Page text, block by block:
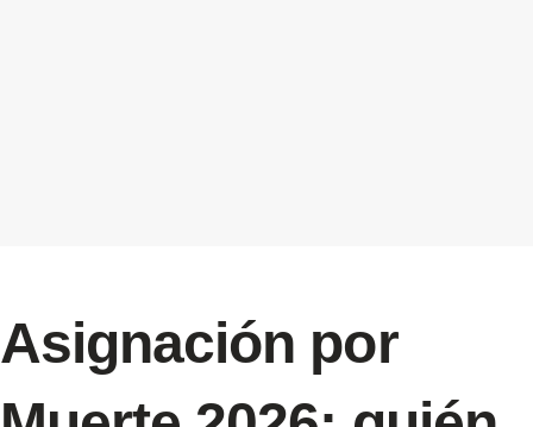
Asignación por